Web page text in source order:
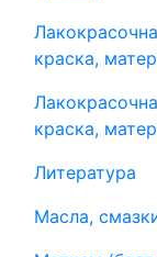
краска,
краска,
Литература
Масла,